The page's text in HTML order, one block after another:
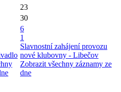
23
30
6
1
Slavnostní zahájení provozu
nové klubovny - Libečov
Zobrazit všechny záznamy ze
dne